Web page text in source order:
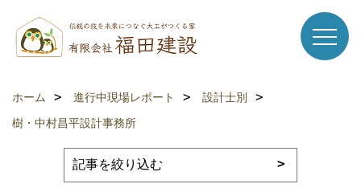
ホーム 進行中現場レポート
設計士別
樹・中村昌平設計事務所